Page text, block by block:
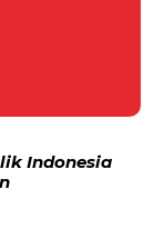
Indonesia